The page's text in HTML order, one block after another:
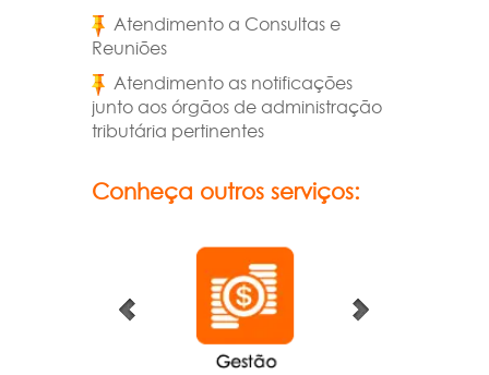
Atendimento a Consultas e
Reuniões
Atendimento as notificações
junto aos órgãos de administração
tributária pertinentes
Conheça outros serviços: